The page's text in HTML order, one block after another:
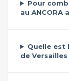
Pour
au ANCORA
Quelle est
de Versailles